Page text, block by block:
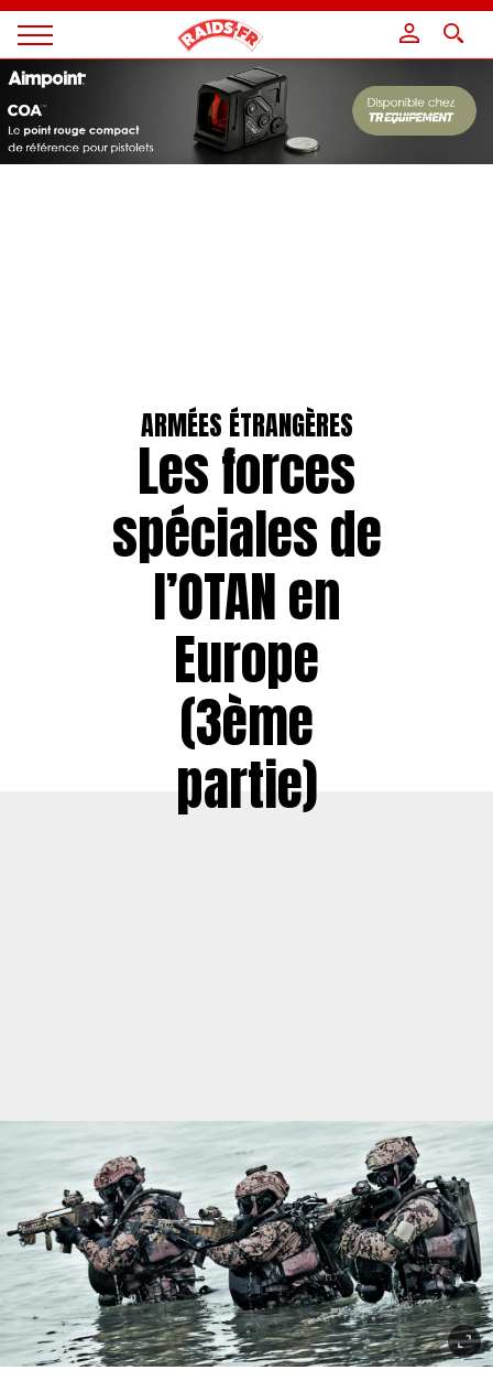
Magazine
Raids
ARMÉES ÉTRANGÈRES
Les forces
spéciales de
l’OTAN en
Europe
(3ème
partie)
Panneau de gestion des cookies